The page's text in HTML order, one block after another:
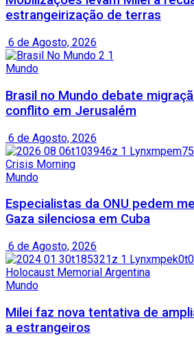
estrangeirização de terras
6 de Agosto, 2026
Mundo
Brasil no Mundo debate
conflito em Jerusalém
6 de Agosto, 2026
Mundo
Especialistas da ONU pedem
Gaza silenciosa em Cuba
6 de Agosto, 2026
Mundo
Milei faz nova tentativa de
a estrangeiros